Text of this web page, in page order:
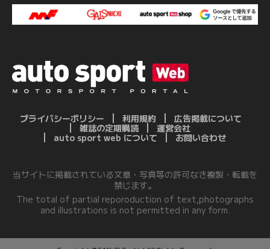
プライバシーポリシー 利用規約
広告掲載について
雑誌の定期購読
運営会社
auto sport web について
お問い合わせ
当サイトに掲載されている文章・写真等の許可なき複製・転載を
禁じます。
The total of partial reporoduction of text,photographs
and illustrations is not permitted in any form.